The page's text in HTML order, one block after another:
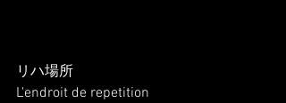
リハ場所
L'endroit de repetition